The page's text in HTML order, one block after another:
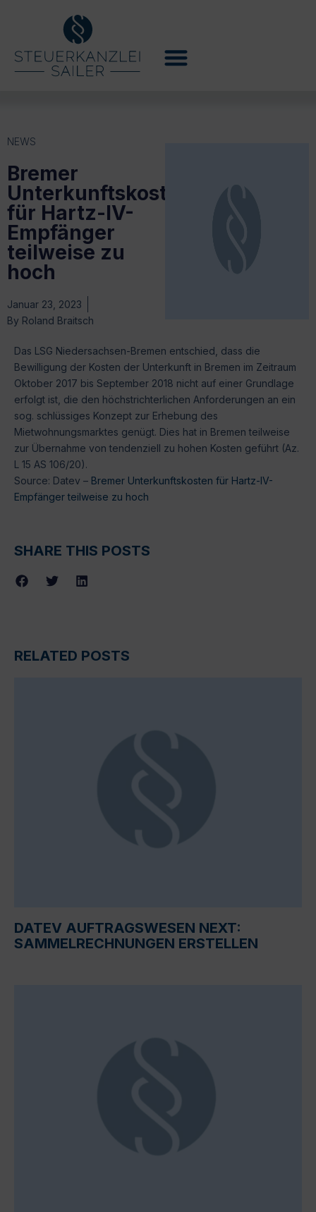
NEWS
Bremer
Unterkunftskosten
für Hartz-IV-
Empfänger
teilweise zu
hoch
Januar 23, 2023
By Roland Braitsch
Das LSG Niedersachsen-Bremen entschied, dass die
Bewilligung der Kosten der Unterkunft in Bremen im Zeitraum
Oktober 2017 bis September 2018 nicht auf einer Grundlage
erfolgt ist, die den höchstrichterlichen Anforderungen an ein
sog. schlüssiges Konzept zur Erhebung des
Mietwohnungsmarktes genügt. Dies hat in Bremen teilweise
zur Übernahme von tendenziell zu hohen Kosten geführt (Az.
L 15 AS 106/20).
Source: Datev – Bremer Unterkunftskosten für Hartz-IV-
Empfänger teilweise zu hoch
SHARE THIS POSTS
RELATED POSTS
DATEV AUFTRAGSWESEN NEXT:
SAMMELRECHNUNGEN ERSTELLEN